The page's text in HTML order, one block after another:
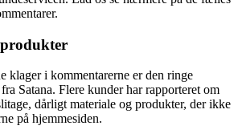
klager i kommentarerne er den ringe
Satana. Flere kunder har rapporteret om
dårligt materiale og produkter, der ikke
på hjemmesiden.